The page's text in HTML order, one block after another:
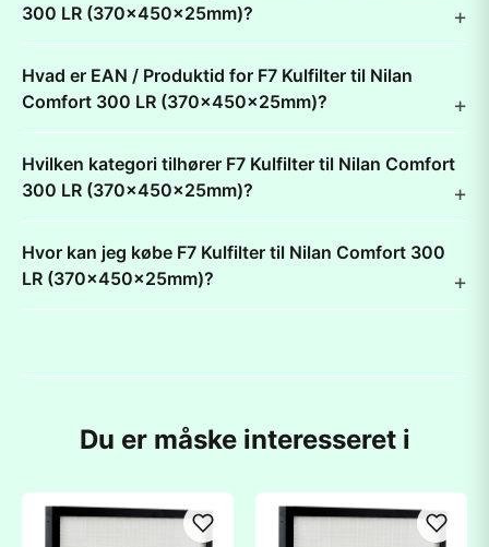
300 LR (370x450x25mm)?
Hvad er EAN / Produktid for F7 Kulfilter til Nilan
Comfort 300 LR (370x450x25mm)?
Hvilken kategori tilhører F7 Kulfilter til Nilan Comfort
300 LR (370x450x25mm)?
Hvor kan jeg købe F7 Kulfilter til Nilan Comfort 300
LR (370x450x25mm)?
Du er måske interesseret i